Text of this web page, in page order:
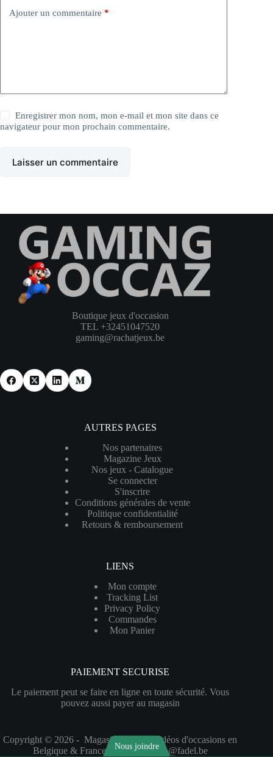
Ajouter un commentaire *
Enregistrer mon nom, mon e-mail et mon site dans ce
navigateur pour mon prochain commentaire.
Laisser un commentaire
Boutique jeux d'occasion
TEL +32451047520
gaming@rachatjeux.be
AUTRES PAGES
Nos partenaires
Magazine Jeux
Nos jeux - Catalogue
Se connecter
S'inscrire
Conditions générales de vente
Politique confidentialité
Retours & remboursement
LIENS
Mon compte
Tracking List
Privacy Policy
Commandes
Mon Panier
PAIEMENT SECURISE
Le paiement peut se faire en ligne en toute sécurité. Vous
pouvez aussi payer au magasin
Copyright © 2026 - Magasins de jeux-vidéos d'occasions en
Belgique & France - réalisé par pro@fadel.be
Nous joindre